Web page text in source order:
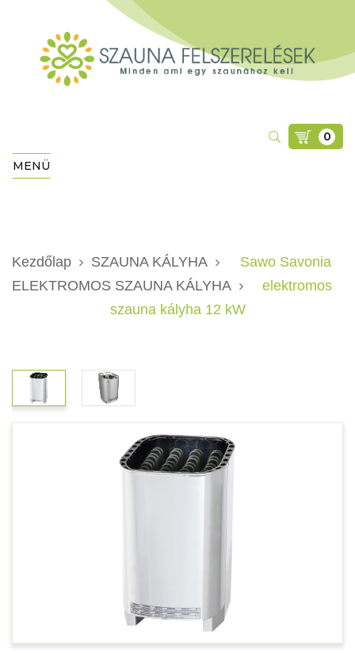
0
MENÜ
Kezdőlap
SZAUNA KÁLYHA
ELEKTROMOS SZAUNA KÁLYHA
Sawo Savonia
elektromos
szauna kályha 12 kW